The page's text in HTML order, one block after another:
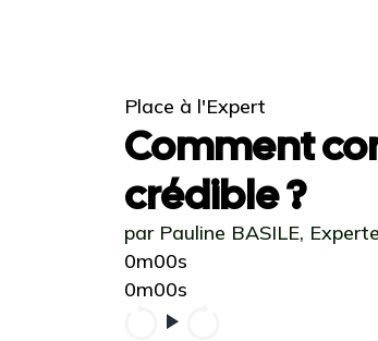
Place à l'Expert
Comment
crédible ?
par Pauline BASILE,
0m00s
0m00s